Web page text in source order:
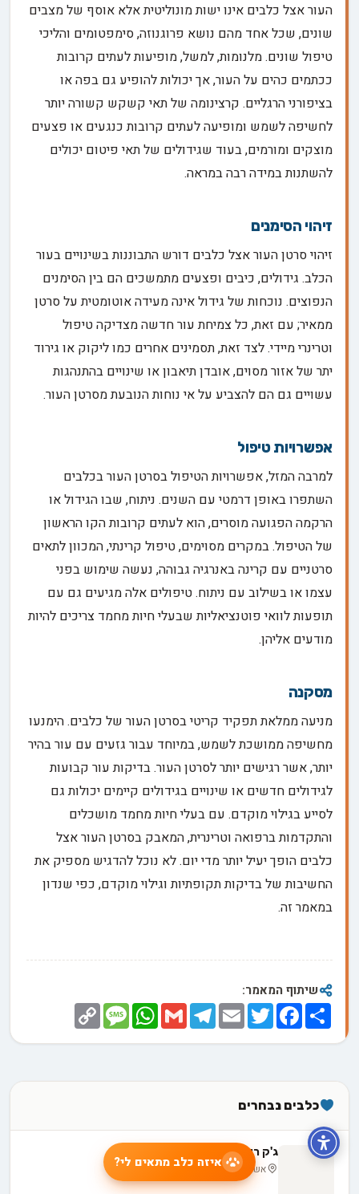
העור אצל כלבים אינו ישות מונוליטית אלא אוסף של מצבים
שונים, שכל אחד מהם נושא פרוגנוזה, סימפטומים והליכי
טיפול שונים. מלנומות, למשל, מופיעות לעתים קרובות
ככתמים כהים על העור, אך יכולות להופיע גם בפה או
בציפורני הרגליים. קרצינומה של תאי קשקש קשורה יותר
לחשיפה לשמש ומופיעה לעתים קרובות כנגעים או פצעים
מוצקים ומורמים, בעוד שגידולים של תאי פיטום יכולים
להשתנות במידה רבה במראה.
זיהוי הסימנים
זיהוי סרטן העור אצל כלבים דורש התבוננות בשינויים בעור
הכלב. גידולים, כיבים ופצעים מתמשכים הם בין הסימנים
הנפוצים. נוכחות של גידול אינה מעידה אוטומטית על סרטן
ממאיר; עם זאת, כל צמיחת עור חדשה מצדיקה טיפול
וטרינרי מיידי. לצד זאת, תסמינים אחרים כמו ליקוק או גירוד
יתר של אזור מסוים, אובדן תיאבון או שינויים בהתנהגות
עשויים גם הם להצביע על אי נוחות הנובעת מסרטן העור.
אפשרויות טיפול
למרבה המזל, אפשרויות הטיפול בסרטן העור בכלבים
השתפרו באופן דרמטי עם השנים. ניתוח, שבו הגידול או
הרקמה הפגועה מוסרים, הוא לעתים קרובות הקו הראשון
של הטיפול. במקרים מסוימים, טיפול קרינתי, המכוון לתאים
סרטניים עם קרינה באנרגיה גבוהה, נעשה שימוש בפני
עצמו או בשילוב עם ניתוח. טיפולים אלה מגיעים גם עם
תופעות לוואי פוטנציאליות שבעלי חיות מחמד צריכים להיות
מודעים אליהן.
מסקנה
מניעה ממלאת תפקיד קריטי בסרטן העור של כלבים. הימנעו
מחשיפה ממושכת לשמש, במיוחד עבור גזעים עם עור בהיר
יותר, אשר רגישים יותר לסרטן העור. בדיקות עור קבועות
לגידולים חדשים או שינויים בגידולים קיימים יכולות גם
לסייע בגילוי מוקדם. עם בעלי חיות מחמד מושכלים
והתקדמות ברפואה וטרינרית, המאבק בסרטן העור אצל
כלבים הופך יעיל יותר מדי יום. לא נוכל להדגיש מספיק את
החשיבות של בדיקות תקופתיות וגילוי מוקדם, כפי שנדון
במאמר זה.
שיתוף המאמר:
Share
Facebook
Twitter
Email
Telegram
Gmail
WhatsApp
Message
Copy
Link
כלבים נבחרים
ג'ק ראסל טרייר -
אשדוד איזה כלב מתאים לי?